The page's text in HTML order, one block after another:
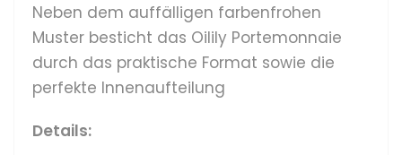
Neben dem auffälligen farbenfrohen
Muster besticht das Oilily Portemonnaie
durch das praktische Format sowie die
perfekte Innenaufteilung
Details: